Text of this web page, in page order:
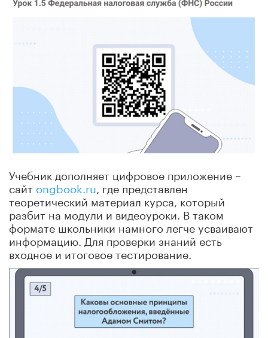
Учебник дополняет цифровое приложение –
сайт ongbook.ru , где представлен
теоретический материал курса, который
разбит на модули и видеоуроки. В таком
формате школьники намного легче усваивают
информацию. Для проверки знаний есть
входное и итоговое тестирование.